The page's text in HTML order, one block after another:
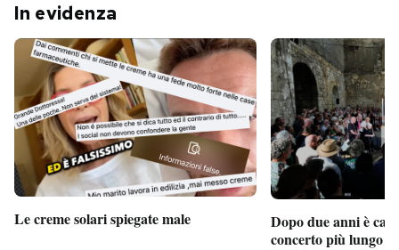
In evidenza
Le creme solari spiegate male
Dopo due anni è
concerto più lungo